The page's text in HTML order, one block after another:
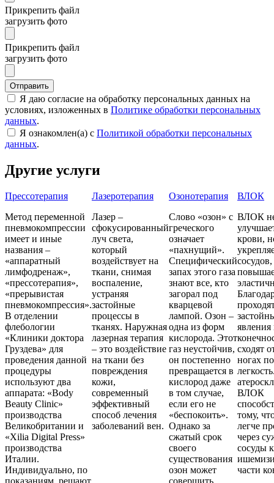
Прикрепить файл
загрузить фото
Прикрепить файл
загрузить фото
Отправить
Я даю согласие на обработку персональных данных на
условиях, изложенных в Политике обработки персональных
данных.
Я ознакомлен(а) с Политикой обработки персональных
данных.
Другие услуги
Прессотерапия
Метод переменной
пневмокомпрессии
имеет и иные
названия –
«аппаратный
лимфодренаж»,
«прессотерапия»,
«прерывистая
пневмокомпрессия».
В отделении
флебологии
«Клиники доктора
Груздева» для
проведения данной
процедуры
используют два
аппарата: «Body
Beauty Clinic»
производства
Великобритании и
«Xilia Digital Press»
производства
Италии.
Индивидуально, по
Лазеротерапия
Лазер –
сфокусированный
луч света,
который
воздействует на
ткани, снимая
воспаление,
устраняя
застойные
процессы в
тканях. Наружная
лазерная терапия
– это воздействие
на ткани без
повреждения
кожи,
современный
эффективный
способ лечения
заболеваний вен.
Озонотерапия
Слово «озон» с
греческого
означает
«пахнущий».
Специфический
запах этого газа
знают все, кто
загорал под
кварцевой
лампой. Озон –
одна из форм
кислорода. Этот
газ неустойчив,
он постепенно
превращается в
кислород даже
в том случае,
если его не
«беспокоить».
Однако за
сжатый срок
своего
существования
озон может
ВЛОК
ВЛОК
крови,
сосудов,
явления
сходят
ногах
ВЛОК
тому,
легче
через
сосуды к
части